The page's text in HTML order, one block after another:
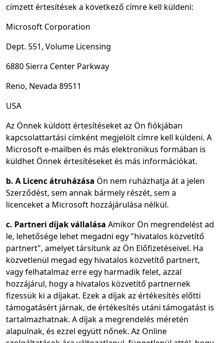
címzett értesítések a következő címre kell küldeni:
Microsoft Corporation
Dept. 551, Volume Licensing
6880 Sierra Center Parkway
Reno, Nevada 89511
USA
Az Önnek küldött értesítéseket az Ön fiókjában
kapcsolattartási címként megjelölt címre kell küldeni. A
Microsoft e-mailben és más elektronikus formában is
küldhet Önnek értesítéseket és más információkat.
b. A Licenc átruházása Ön nem ruházhatja át a jelen
Szerződést, sem annak bármely részét, sem a
licenceket a Microsoft hozzájárulása nélkül.
c. Partneri díjak vállalása Amikor Ön megrendelést ad
le, lehetősége lehet megadni egy "hivatalos közvetítő
partnert", amelyet társítunk az Ön Előfizetéseivel. Ha
közvetlenül megad egy hivatalos közvetítő partnert,
vagy felhatalmaz erre egy harmadik felet, azzal
hozzájárul, hogy a hivatalos közvetítő partnernek
fizessük ki a díjakat. Ezek a díjak az értékesítés előtti
támogatásért járnak, de értékesítés utáni támogatást is
tartalmazhatnak. A díjak a megrendelés méretén
alapulnak, és ezzel együtt nőnek. Az Online